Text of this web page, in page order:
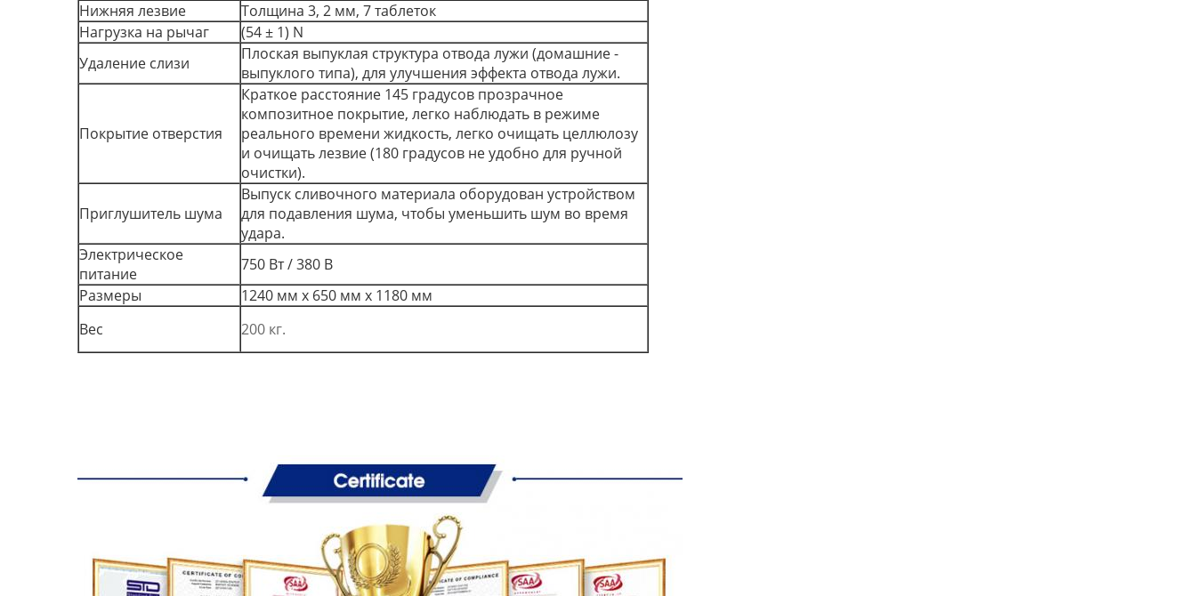
Нижняя лезвие
Толщина 3, 2 мм, 7 таблеток
Нагрузка на рычаг
(54 ± 1) N
Удаление слизи
Плоская выпуклая структура отвода лужи (домашние -
выпуклого типа), для улучшения эффекта отвода лужи.
Покрытие отверстия
Краткое расстояние 145 градусов прозрачное
композитное покрытие, легко наблюдать в режиме
реального времени жидкость, легко очищать целлюлозу
и очищать лезвие (180 градусов не удобно для ручной
очистки).
Приглушитель шума
Выпуск сливочного материала оборудован устройством
для подавления шума, чтобы уменьшить шум во время
удара.
Электрическое
питание
750 Вт / 380 В
Размеры
1240 мм х 650 мм х 1180 мм
Вес
200 кг.